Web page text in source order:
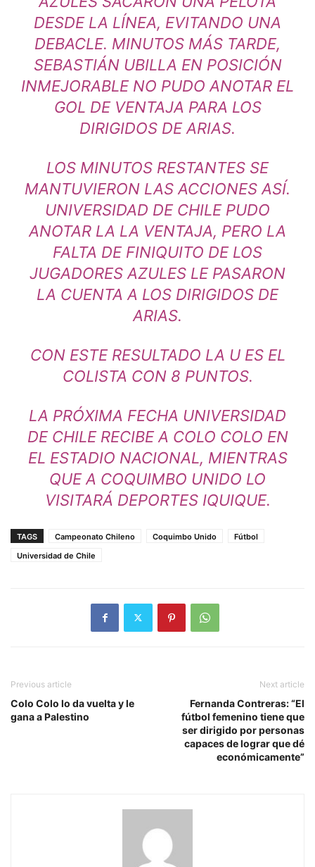
DESDE LA LÍNEA, EVITANDO UNA
DEBACLE. MINUTOS MÁS TARDE,
SEBASTIÁN UBILLA EN POSICIÓN
INMEJORABLE NO PUDO ANOTAR EL
GOL DE VENTAJA PARA LOS
DIRIGIDOS DE ARIAS.
LOS MINUTOS RESTANTES SE
MANTUVIERON LAS ACCIONES ASÍ.
UNIVERSIDAD DE CHILE PUDO
ANOTAR LA LA VENTAJA, PERO LA
FALTA DE FINIQUITO DE LOS
JUGADORES AZULES LE PASARON
LA CUENTA A LOS DIRIGIDOS DE
ARIAS.
CON ESTE RESULTADO LA U ES EL
COLISTA CON 8 PUNTOS.
LA PRÓXIMA FECHA UNIVERSIDAD
DE CHILE RECIBE A COLO COLO EN
EL ESTADIO NACIONAL, MIENTRAS
QUE A COQUIMBO UNIDO LO
VISITARÁ DEPORTES IQUIQUE.
TAGS Campeonato Chileno Coquimbo Unido
Fútbol
Universidad de Chile
Previous article
Colo Colo lo da vuelta y le
gana a Palestino
Next article
Fernanda Contreras: “El
fútbol femenino tiene que
ser dirigido por personas
capaces de lograr que dé
económicamente”